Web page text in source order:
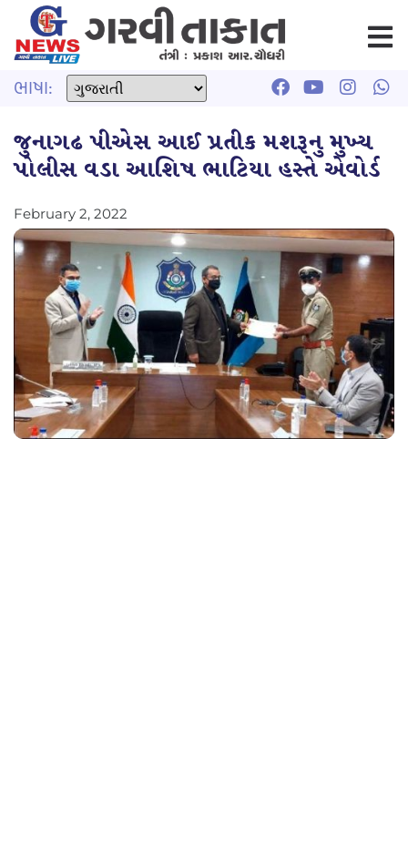
ભાષા:
જુનાગઢ પીએસ આઈ પ્રતીક મશરૂનુ મુખ્ય
પોલીસ વડા આશિષ ભાટિયા હસ્તે એવોર્ડ
February 2, 2022